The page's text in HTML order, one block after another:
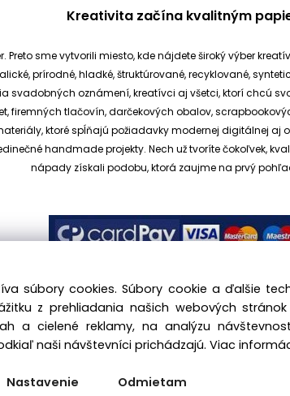
Kreativita začína kvalitným
sme vytvorili miesto, kde nájdete široký výber
prírodné, hladké, štruktúrované, recyklované,
svadobných oznámení, kreatívci aj všetci, ktorí chcú
firemných tlačovín, darčekových obalov,
ktoré spĺňajú požiadavky modernej digitálnej aj
handmade projekty. Nech už tvoríte čokoľvek,
nápady získali podobu, ktorá zaujme na prvý
All rights reserved |
súbory cookies. Súbory cookie a ďalšie
z prehliadania našich webových
a cielené reklamy, na analýzu
naši návštevníci prichádzajú. Viac
Nastavenie Odmietam